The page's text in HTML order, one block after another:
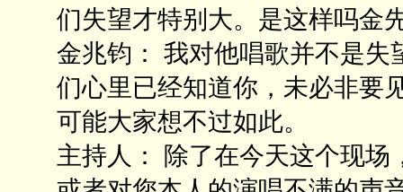
们失望才特别大。是这样吗金
金兆钧： 我对他唱歌并不是
们心里已经知道你，未必非要
可能大家想不过如此。
主持人： 除了在今天这个现